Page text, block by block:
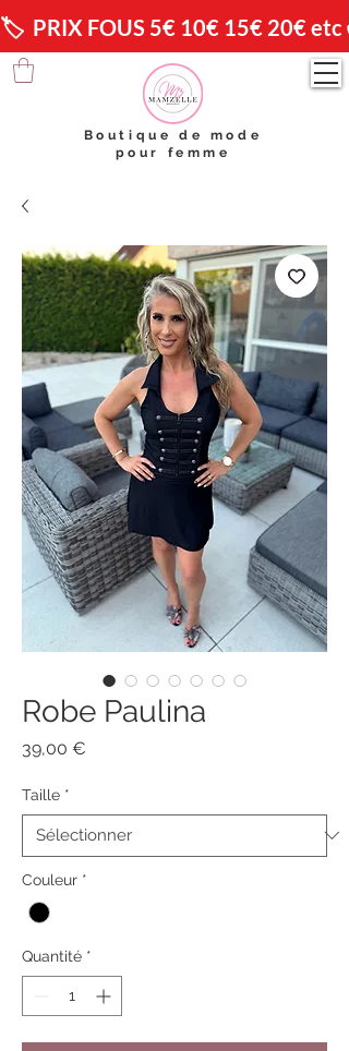
🏷️  PRIX FOUS 5€ 10€ 15€ 20€ etc
Boutique de mode
pour femme
Robe Paulina
39,00 €
Taille *
Couleur *
Quantité *